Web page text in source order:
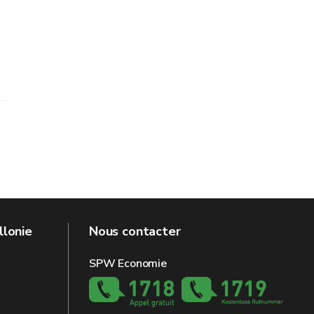
Nous contacter
SPW Economie